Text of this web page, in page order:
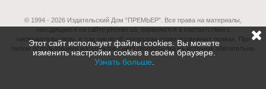
© 1994 - 2026 Издательский Дом “ПРЕМЬЕР”. Все права на материалы,
находящиеся на сайте premier.ua, охраняются в соответствии с
законодательством, в том числе об авторском праве и смежных правах. При
любом использовании материалов сайта гиперссылка на источник обязательна.
Этот сайт использует файлы cookies. Вы можете
изменить настройки cookies в своём браузере.
Узнать больше